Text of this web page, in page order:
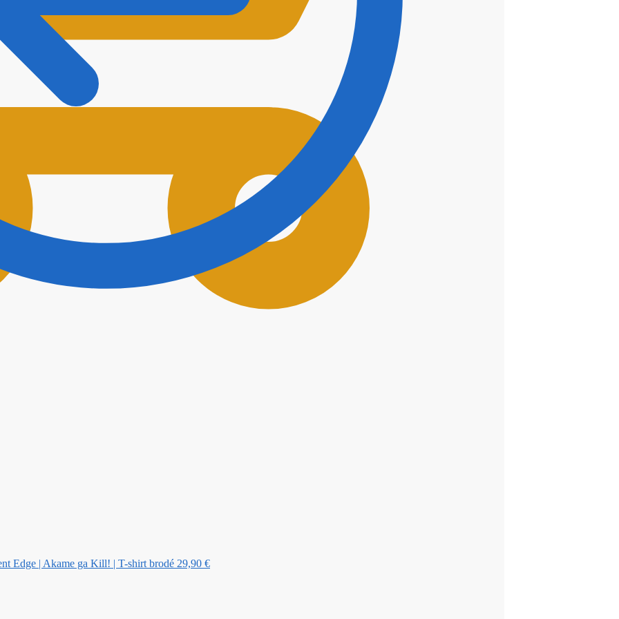
Edge | Akame ga Kill! | T-shirt brodé 29,90 €